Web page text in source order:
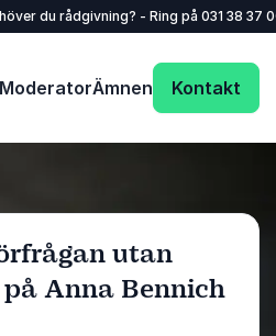
du rådgivning? - Ring på 031 38 37
ModeratorÄmnen Kontakt
utan
Anna Bennich